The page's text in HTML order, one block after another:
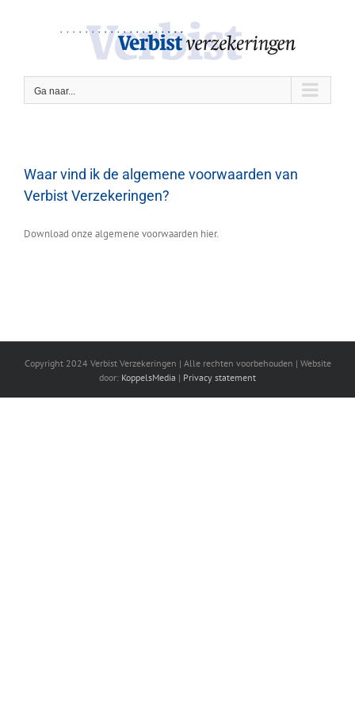
Ga naar...
Waar vind ik de algemene voorwaarden van
Verbist Verzekeringen?
Download onze algemene voorwaarden hier.
Copyright 2024 Verbist Verzekeringen | Alle rechten voorbehouden | Website
door: KoppelsMedia | Privacy statement